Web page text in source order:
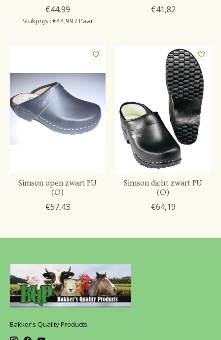
€44,99
Stukprijs : €44,99 / Paar
€41,82
Simson open zwart PU
(O)
€57,43
Simson dicht zwart PU
(O)
€64,19
Bakker's Quality Products.